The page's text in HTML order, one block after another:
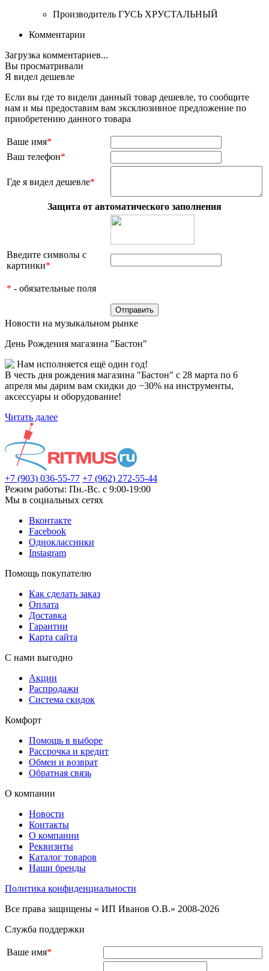
Производитель ГУСЬ ХРУСТАЛЬНЫЙ
Комментарии
Загрузка комментариев...
Вы просматривали
Я видел дешевле
Если вы где то видели данный товар дешевле, то сообщите
нам и мы предоставим вам эксклюзивное предложение по
приобретению данного товара
Ваше имя*
Ваш телефон*
Где я видел дешевле*
Защита от автоматического заполнения
Введите символы с
картинки*
* - обязательные поля
Новости на музыкальном рынке
День Рождения магазина "Бастон"
Нам исполняется ещё один год!
В честь дня рождения магазина "Бастон" с 28 марта по 6
апреля мы дарим вам скидки до −30% на инструменты,
аксессуары и оборудование!
Читать далее
+7 (903) 036-55-77 +7 (962) 272-55-44
Режим работы: Пн.-Вс. с 9:00-19:00
Мы в социальных сетях
Вконтакте
Facebook
Одноклассники
Instagram
Помощь покупателю
Как сделать заказ
Оплата
Доставка
Гарантии
Карта сайта
С нами выгодно
Акции
Распродажи
Система скидок
Комфорт
Помощь в выборе
Рассрочка и кредит
Обмен и возврат
Обратная связь
О компании
Новости
Контакты
О компании
Реквизиты
Каталог товаров
Наши бренды
Политика конфиденциальности
Все права защищены « ИП Иванов О.В.» 2008-2026
Служба поддержки
Ваше имя*